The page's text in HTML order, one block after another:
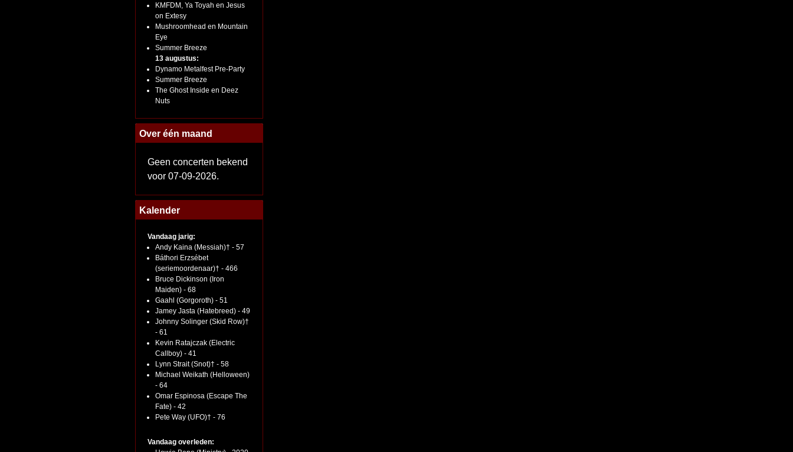
KMFDM, Ya Toyah en Jesus
on Extesy
Mushroomhead en Mountain
Eye
Summer Breeze
13 augustus:
Dynamo Metalfest Pre-Party
Summer Breeze
The Ghost Inside en Deez
Nuts
Over één maand
Geen concerten bekend
voor 07-09-2026.
Kalender
Vandaag jarig:
Andy Kaina (Messiah)† - 57
Báthori Erzsébet
(seriemoordenaar)† - 466
Bruce Dickinson (Iron
Maiden) - 68
Gaahl (Gorgoroth) - 51
Jamey Jasta (Hatebreed) - 49
Johnny Solinger (Skid Row)†
- 61
Kevin Ratajczak (Electric
Callboy) - 41
Lynn Strait (Snot)† - 58
Michael Weikath (Helloween)
- 64
Omar Espinosa (Escape The
Fate) - 42
Pete Way (UFO)† - 76
Vandaag overleden: